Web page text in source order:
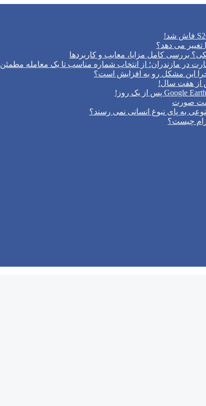
تغییر می‌ دهد؟
بررسی کامل مزایا، معایب و کاربردها
در مازندران؛ از انتخاب شماره مناسب تا یک معامله مطمئن
این مشکل رو به افزایش است؟
از هفت سال!
صورت
به پای نبوغ انسانی نمی‌ رسند؟
چیست؟